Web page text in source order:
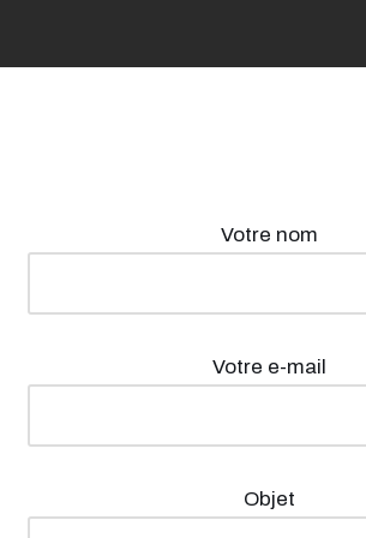
Votre nom
Votre e-mail
Objet